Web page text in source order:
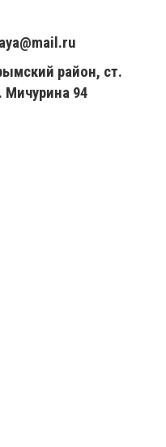
район, ст.
Мичурина 94